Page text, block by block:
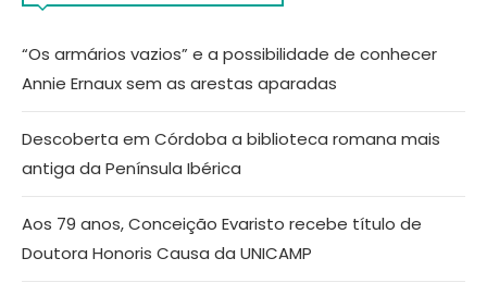
“Os armários vazios” e a possibilidade de conhecer
Annie Ernaux sem as arestas aparadas
Descoberta em Córdoba a biblioteca romana mais
antiga da Península Ibérica
Aos 79 anos, Conceição Evaristo recebe título de
Doutora Honoris Causa da UNICAMP